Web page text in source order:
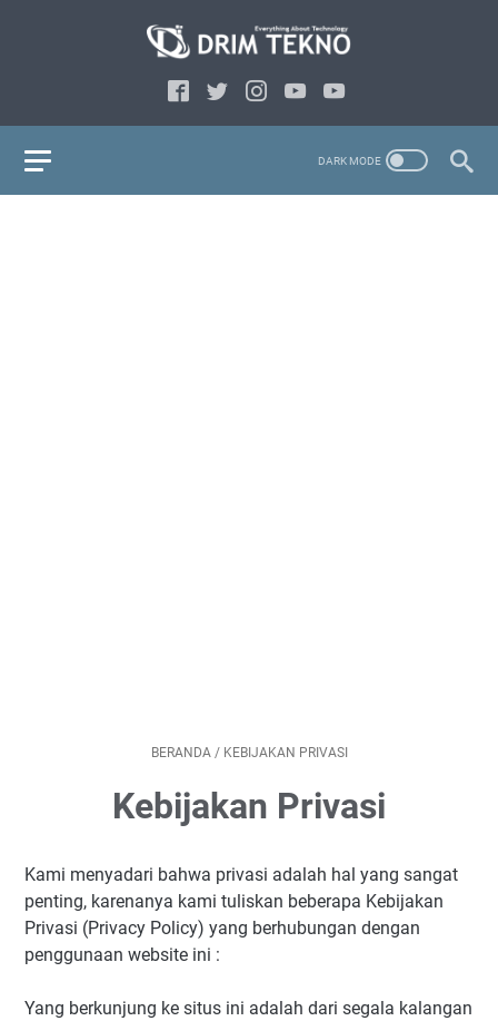
BERANDA / KEBIJAKAN PRIVASI
Kebijakan Privasi
Kami menyadari bahwa privasi adalah hal yang sangat
penting, karenanya kami tuliskan beberapa Kebijakan
Privasi (Privacy Policy) yang berhubungan dengan
penggunaan website ini :
Yang berkunjung ke situs ini adalah dari segala kalangan